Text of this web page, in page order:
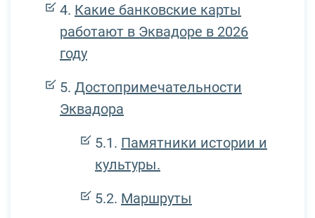
Какие банковские карты
работают в Эквадоре в 2026
году
Достопримечательности
Эквадора
Памятники истории и
культуры.
Маршруты